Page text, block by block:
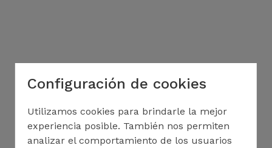
Configuración de cookies
Utilizamos cookies para brindarle la mejor
experiencia posible. También nos permiten
analizar el comportamiento de los usuarios